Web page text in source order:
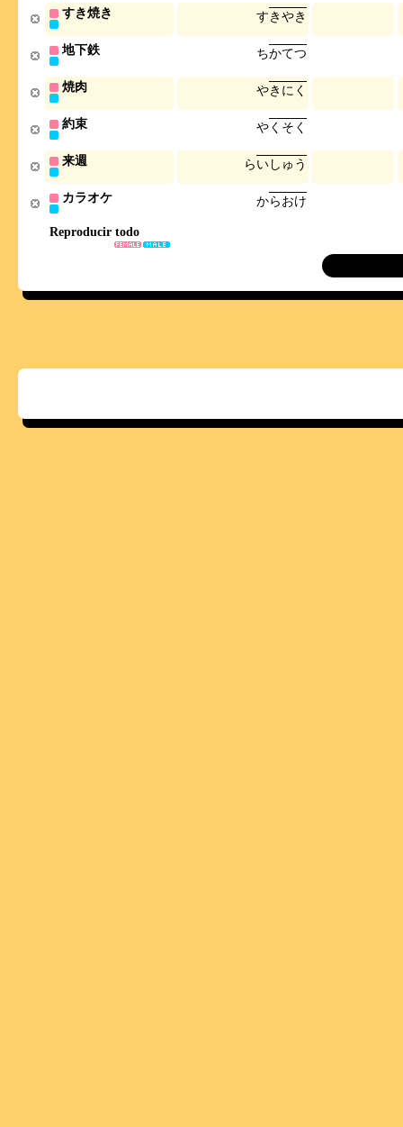
Reproducir todo
すき焼き すきやき
地下鉄 ちかてつ
焼肉 やき に く
約束 やく そ く
来週 らいし ゅ う
カラオケ からおけ